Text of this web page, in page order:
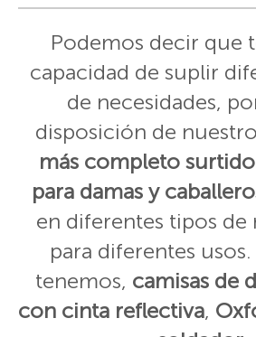
Podemos decir que
capacidad de suplir
de necesidades,
disposición de
más completo
para damas y
en diferentes tipos de
para diferentes
tenemos, camisas de
con cinta reflectiva,